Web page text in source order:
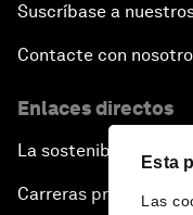
Esta
Las
Suscríbase a
Contacte con
Enlaces directos
La sostenibilidad en el
Carreras